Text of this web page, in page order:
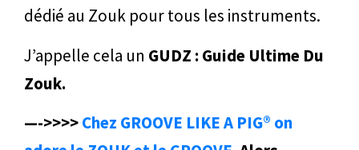
dédié au Zouk pour tous les instruments.
J’appelle cela un GUDZ : Guide Ultime Du
Zouk.
—->>>>Chez GROOVE LIKE A PIG® on